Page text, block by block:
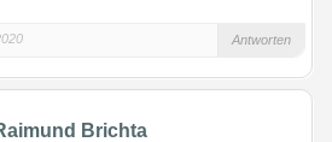
Antworten
Brichta